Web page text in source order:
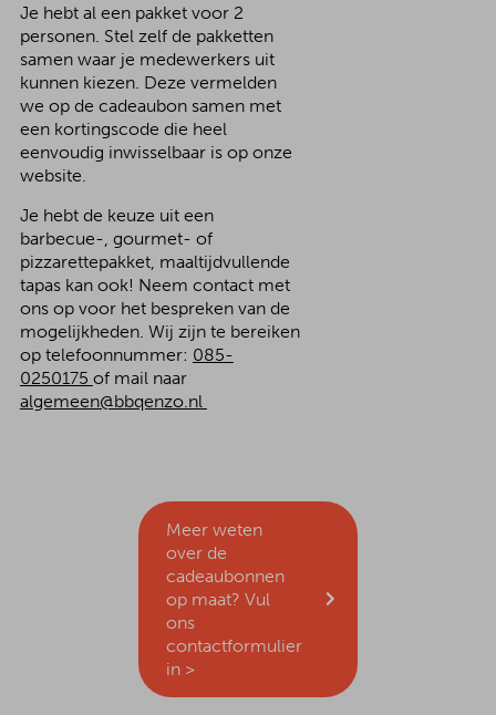
Je hebt al een pakket voor 2
personen. Stel zelf de pakketten
samen waar je medewerkers uit
kunnen kiezen. Deze vermelden
we op de cadeaubon samen met
een kortingscode die heel
eenvoudig inwisselbaar is op onze
website.
Je hebt de keuze uit een
barbecue-, gourmet- of
pizzarettepakket, maaltijdvullende
tapas kan ook! Neem contact met
ons op voor het bespreken van de
mogelijkheden. Wij zijn te bereiken
op telefoonnummer: 085-
0250175 of mail naar
algemeen@bbqenzo.nl
Meer weten
over de
cadeaubonnen
op maat? Vul
ons
contactformulier
in >